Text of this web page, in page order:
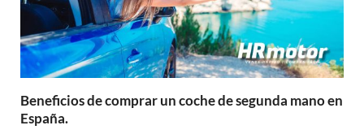
Beneficios de comprar un coche de segunda mano en
España.